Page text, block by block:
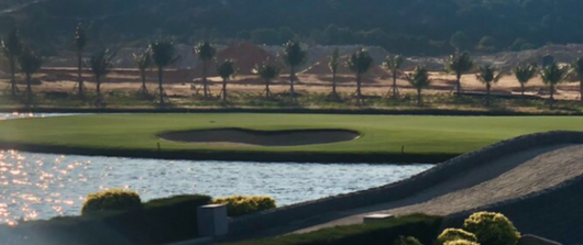
행
택 액티비티 진행
숙소이동